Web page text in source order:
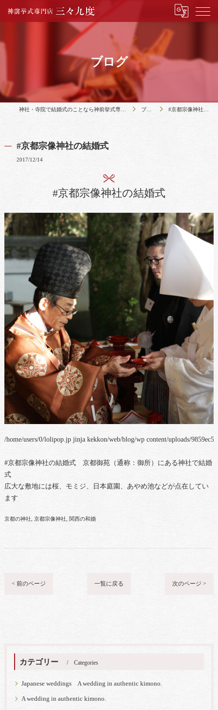
ブログ
神社・寺院で結婚式のことなら神前挙式専門店三々九度 ブログ #京都宗像神社の結婚式
#京都宗像神社の結婚式
2017/12/14
#京都宗像神社の結婚式
/home/users/0/lolipop.jp jinja kekkon/web/blog/wp content/uploads/
#京都宗像神社の結婚式 京都御苑（通称：御所）にある神社で結婚
式
広大な敷地には桜、モミジ、日本庭園、あやめ池などが点在してい
ます
京都の神社 京都宗像神社 関西の和婚
< 前のページ 一覧に戻る 次のページ >
カテゴリー Categories
Japanese weddings A wedding in authentic kimono.
A wedding in authentic kimono.